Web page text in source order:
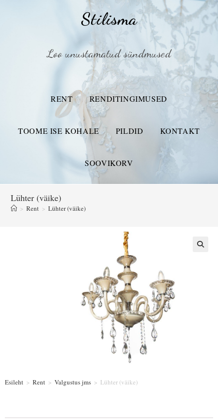
Stilisma
Loo unustamatud sündmused
RENT RENDITINGIMUSED
TOOME ISE KOHALE PILDID KONTAKT
SOOVIKORV
Lühter (väike)
> Rent > Lühter (väike)
Esileht > Rent > Valgustus jms > Lühter (väike)